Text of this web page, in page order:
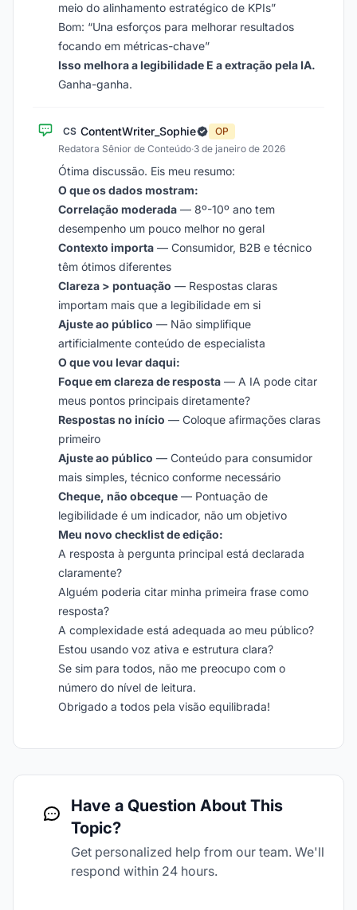
meio do alinhamento estratégico de KPIs”
Bom: “Una esforços para melhorar resultados
focando em métricas-chave”
Isso melhora a legibilidade E a extração pela IA.
Ganha-ganha.
CS ContentWriter_Sophie
OP
Redatora Sênior de Conteúdo·3 de janeiro de 2026
Ótima discussão. Eis meu resumo:
O que os dados mostram:
Correlação moderada — 8º-10º ano tem
desempenho um pouco melhor no geral
Contexto importa — Consumidor, B2B e técnico
têm ótimos diferentes
Clareza > pontuação — Respostas claras
importam mais que a legibilidade em si
Ajuste ao público — Não simplifique
artificialmente conteúdo de especialista
O que vou levar daqui:
Foque em clareza de resposta — A IA pode citar
meus pontos principais diretamente?
Respostas no início — Coloque afirmações claras
primeiro
Ajuste ao público — Conteúdo para consumidor
mais simples, técnico conforme necessário
Cheque, não obceque — Pontuação de
legibilidade é um indicador, não um objetivo
Meu novo checklist de edição:
A resposta à pergunta principal está declarada
claramente?
Alguém poderia citar minha primeira frase como
resposta?
A complexidade está adequada ao meu público?
Estou usando voz ativa e estrutura clara?
Se sim para todos, não me preocupo com o
número do nível de leitura.
Obrigado a todos pela visão equilibrada!
Have a Question About This
Topic?
Get personalized help from our team. We'll
respond within 24 hours.